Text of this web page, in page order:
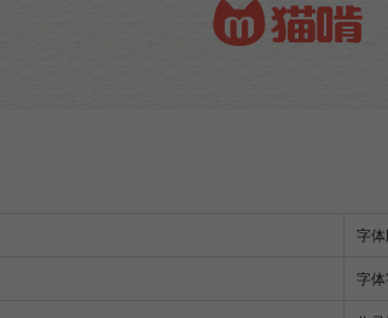
字
字